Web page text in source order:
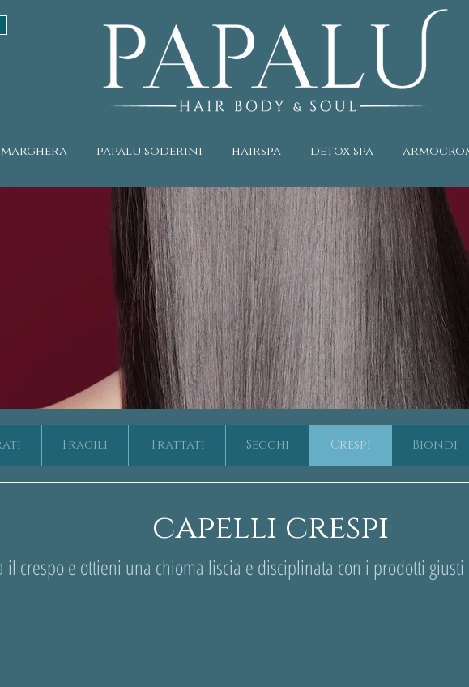
papalu soderini hairspa detox spa
Fragili Trattati Secchi Crespi Biondi
capelli crespi
il crespo e ottieni una chioma liscia e disciplinata con i prodotti giusti